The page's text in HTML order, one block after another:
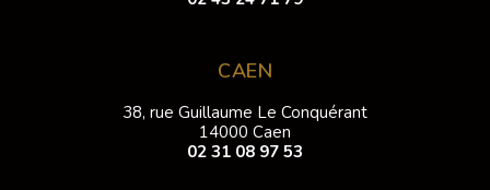
CAEN
38, rue Guillaume Le Conquérant
14000 Caen
02 31 08 97 53